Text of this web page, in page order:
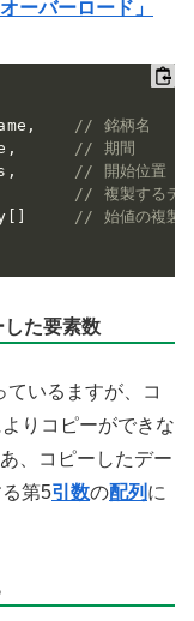
ーバーロード」
,
// 銘柄名
,
// 期間
,
// 開始位置
// 複製するデ
[ ]
// 始値の複製
た要素数
ているますが、コ
りコピーができな
、コピーしたデー
第5引数の配列 に